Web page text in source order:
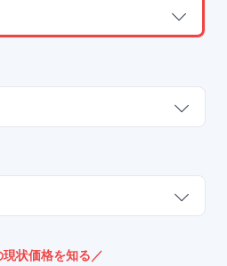
現状価格を知る／